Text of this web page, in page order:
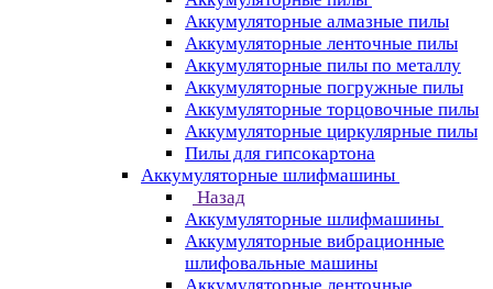
Аккумуляторные алмазные пилы
Аккумуляторные ленточные пилы
Аккумуляторные пилы по металлу
Аккумуляторные погружные пилы
Аккумуляторные торцовочные пилы
Аккумуляторные циркулярные пилы
Пилы для гипсокартона
Аккумуляторные шлифмашины
Назад
Аккумуляторные шлифмашины
Аккумуляторные вибрационные
шлифовальные машины